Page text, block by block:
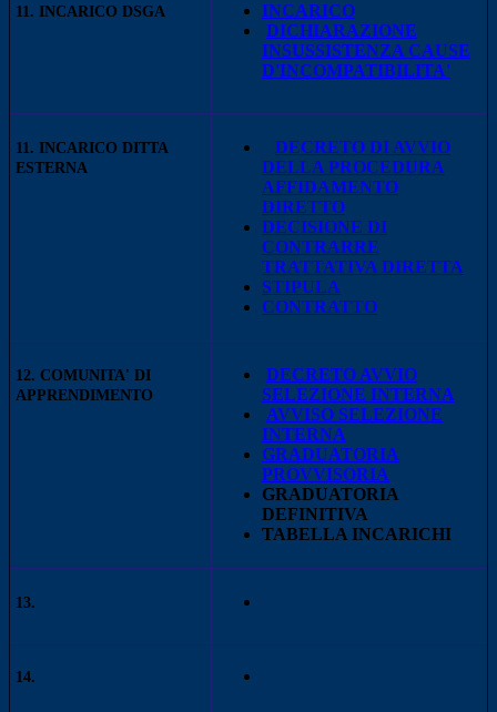
11. INCARICO DSGA
INCARICO
DICHIARAZIONE
INSUSSISTENZA CAUSE
D'INCOMPATIBILITA'
11. INCARICO DITTA
ESTERNA
DECRETO DI AVVIO
DELLA PROCEDURA
AFFIDAMENTO
DIRETTO
DECISIONE DI
CONTRARRE
TRATTATIVA DIRETTA
STIPULA
CONTRATTO
12. COMUNITA' DI
APPRENDIMENTO
DECRETO AVVIO
SELEZIONE INTERNA
AVVISO SELEZIONE
INTERNA
GRADUATORIA
PROVVISORIA
GRADUATORIA
DEFINITIVA
TABELLA INCARICHI
13.
14.